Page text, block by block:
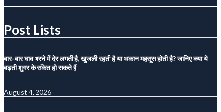
Post Lists
बार-बार घाव भरने में देर लगती है, खुजली रहती है या थकान महसूस होती है? जानिए क्या ये
बढ़ती शुगर के संकेत हो सकते हैं
August 4, 2026